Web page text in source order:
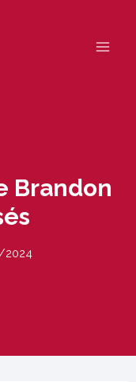
Brandon
2024